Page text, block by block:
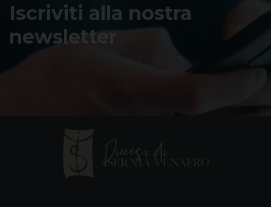
Iscriviti alla nostra
newsletter